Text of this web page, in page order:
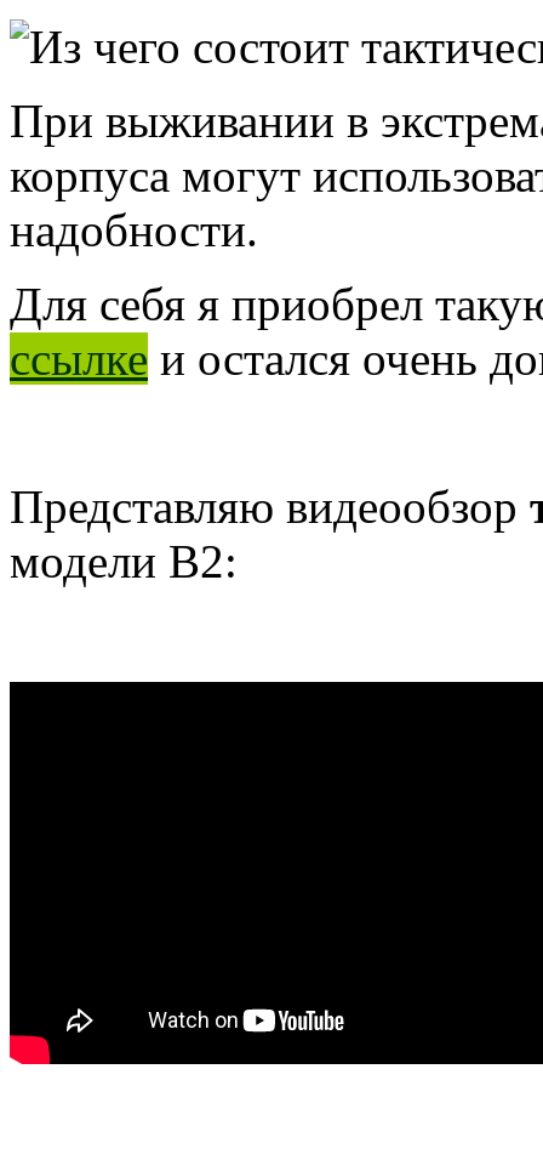
При выживании в
корпуса могут
надобности.
Для себя я приобрел
ссылке и остался очень
Представляю видеообзор
модели В2: